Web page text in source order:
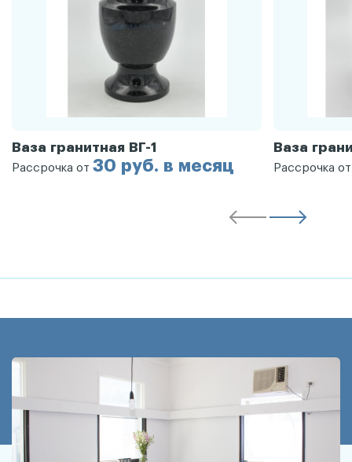
Ваза гранитная ВГ-1
Рассрочка от 30 руб. в месяц
Ваза
Рассрочка